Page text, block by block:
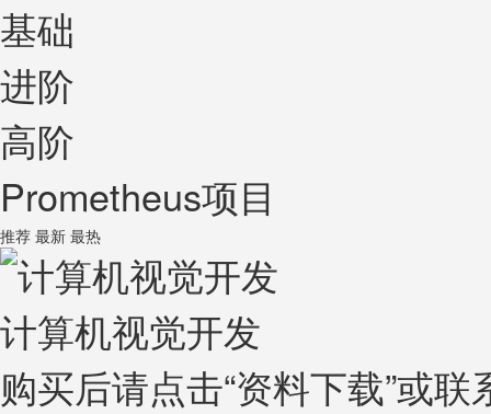
基础
进阶
高阶
Prometheus项目
推荐 最新 最热
计算机视觉开发
购买后请点击“资料下载”或